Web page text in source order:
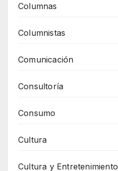
Columnas
Columnistas
Comunicación
Consultoría
Consumo
Cultura
Cultura y Entretenimiento